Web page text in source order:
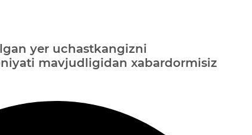
yer uchastkangizni
mavjudligidan xabardormisiz